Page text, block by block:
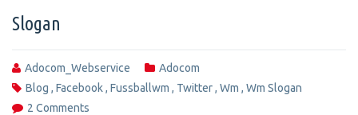
Slogan
Adocom_Webservice
Adocom
Blog , Facebook, Fussballwm , Twitter, Wm , Wm Slogan
2 Comments